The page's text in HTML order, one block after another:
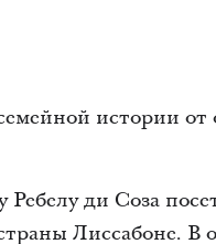
истории
Ребелу ди Соза
Лиссабоне. В